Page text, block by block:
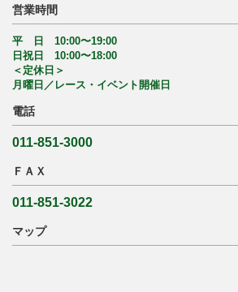
営業時間
平 日 10:00〜19:00
日祝日 10:00〜18:00
＜定休日＞
月曜日／レース・イベント開催日
電話
011-851-3000
ＦＡＸ
011-851-3022
マップ